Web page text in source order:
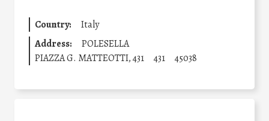
Country:
Italy
Address:
POLESELLA
PIAZZA G. MATTEOTTI, 431
431 45038